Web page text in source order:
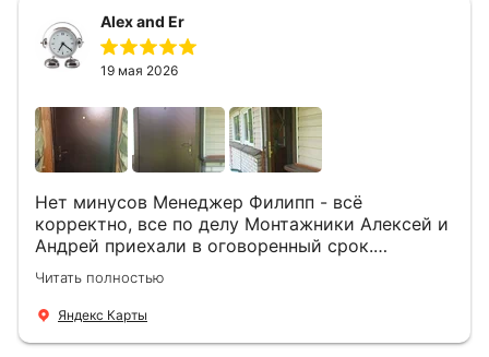
Alex and Er
19 мая 2026
Нет минусов Менеджер Филипп - всё
корректно, все по делу Монтажники Алексей и
Андрей приехали в оговоренный срок.
Демонтировали старую дверь и установили
новую буквально за час Быстро и качественно
+ нормальные цены Всем большое спасибо
Читать полностью
Яндекс Карты